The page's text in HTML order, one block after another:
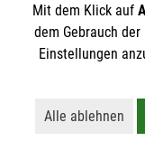
Mit dem Klick auf
dem Gebrauch
Einstellungen
Alle ablehnen
Lehnt